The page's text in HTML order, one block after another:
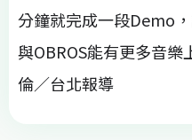
分鐘就完成一段Demo
與OBROS能有更多音
倫／台北報導